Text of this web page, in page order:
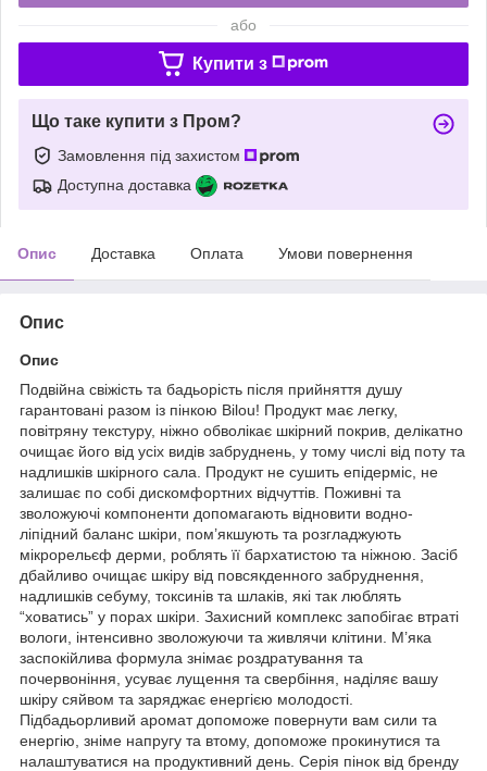
або
Купити з
Що таке купити з Пром?
Замовлення під захистом
Доступна доставка
Опис Доставка Оплата Умови повернення
Опис
Опис
Подвійна свіжість та бадьорість після прийняття душу
гарантовані разом із пінкою Bilou! Продукт має легку,
повітряну текстуру, ніжно обволікає шкірний покрив, делікатно
очищає його від усіх видів забруднень, у тому числі від поту та
надлишків шкірного сала. Продукт не сушить епідерміс, не
залишає по собі дискомфортних відчуттів. Поживні та
зволожуючі компоненти допомагають відновити водно-
ліпідний баланс шкіри, пом’якшують та розгладжують
мікрорельєф дерми, роблять її бархатистою та ніжною. Засіб
дбайливо очищає шкіру від повсякденного забруднення,
надлишків себуму, токсинів та шлаків, які так люблять
“ховатись” у порах шкіри. Захисний комплекс запобігає втраті
вологи, інтенсивно зволожуючи та живлячи клітини. М’яка
заспокійлива формула знімає роздратування та
почервоніння, усуває лущення та свербіння, наділяє вашу
шкіру сяйвом та заряджає енергією молодості.
Підбадьорливий аромат допоможе повернути вам сили та
енергію, зніме напругу та втому, допоможе прокинутися та
налаштуватися на продуктивний день. Серія пінок від бренду